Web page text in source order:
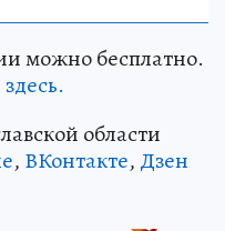
можно бесплатно.
здесь.
области
, ВКонтакте, Дзен